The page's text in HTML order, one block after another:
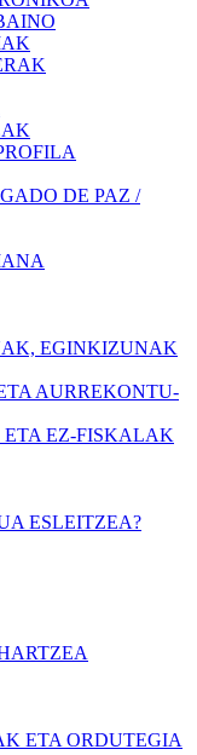
DE PAZ /
EGINKIZUNAK
AURREKONTU-
EZ-FISKALAK
ESLEITZEA?
ETA ORDUTEGIA